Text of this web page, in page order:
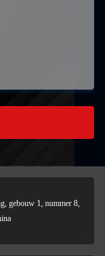
gebouw 1, nummer 8,